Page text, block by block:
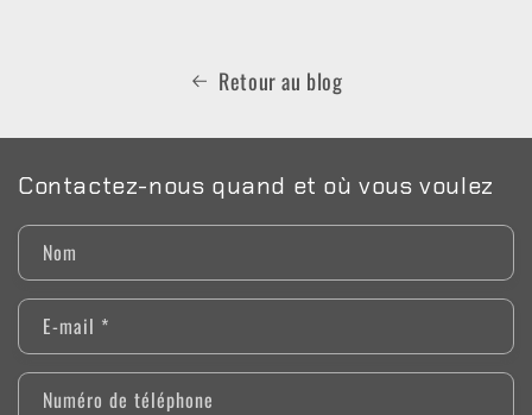
Retour au blog
Contactez-nous quand et où vous voulez
Nom
E-mail *
Numéro de téléphone